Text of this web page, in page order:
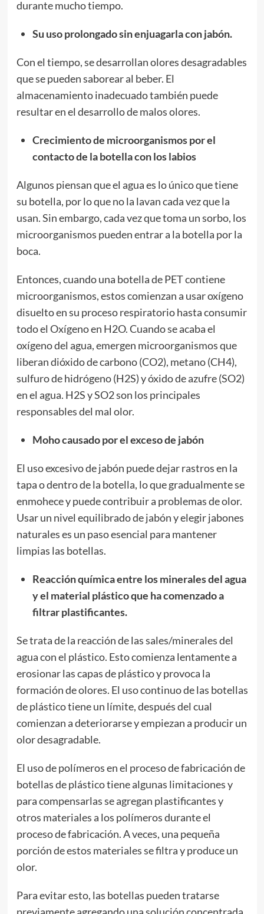
durante mucho tiempo.
Su uso prolongado sin enjuagarla con jabón.
Con el tiempo, se desarrollan olores desagradables
que se pueden saborear al beber. El
almacenamiento inadecuado también puede
resultar en el desarrollo de malos olores.
Crecimiento de microorganismos por el
contacto de la botella con los labios
Algunos piensan que el agua es lo único que tiene
su botella, por lo que no la lavan cada vez que la
usan. Sin embargo, cada vez que toma un sorbo, los
microorganismos pueden entrar a la botella por la
boca.
Entonces, cuando una botella de PET contiene
microorganismos, estos comienzan a usar oxígeno
disuelto en su proceso respiratorio hasta consumir
todo el Oxígeno en H2O. Cuando se acaba el
oxígeno del agua, emergen microorganismos que
liberan dióxido de carbono (CO2), metano (CH4),
sulfuro de hidrógeno (H2S) y óxido de azufre (SO2)
en el agua. H2S y SO2 son los principales
responsables del mal olor.
Moho causado por el exceso de jabón
El uso excesivo de jabón puede dejar rastros en la
tapa o dentro de la botella, lo que gradualmente se
enmohece y puede contribuir a problemas de olor.
Usar un nivel equilibrado de jabón y elegir jabones
naturales es un paso esencial para mantener
limpias las botellas.
Reacción química entre los minerales del agua
y el material plástico que ha comenzado a
filtrar plastificantes.
Se trata de la reacción de las sales/minerales del
agua con el plástico. Esto comienza lentamente a
erosionar las capas de plástico y provoca la
formación de olores. El uso continuo de las botellas
de plástico tiene un límite, después del cual
comienzan a deteriorarse y empiezan a producir un
olor desagradable.
El uso de polímeros en el proceso de fabricación de
botellas de plástico tiene algunas limitaciones y
para compensarlas se agregan plastificantes y
otros materiales a los polímeros durante el
proceso de fabricación. A veces, una pequeña
porción de estos materiales se filtra y produce un
olor.
Para evitar esto, las botellas pueden tratarse